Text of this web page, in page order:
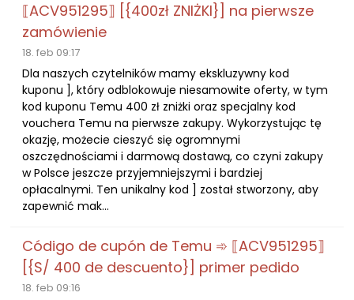
⟦ACV951295⟧ [{400zł ZNIŻKI}] na pierwsze
zamówienie
18. feb 09:17
Dla naszych czytelników mamy ekskluzywny kod
kuponu ], który odblokowuje niesamowite oferty, w tym
kod kuponu Temu 400 zł zniżki oraz specjalny kod
vouchera Temu na pierwsze zakupy. Wykorzystując tę
okazję, możecie cieszyć się ogromnymi
oszczędnościami i darmową dostawą, co czyni zakupy
w Polsce jeszcze przyjemniejszymi i bardziej
opłacalnymi. Ten unikalny kod ] został stworzony, aby
zapewnić mak...
Código de cupón de Temu ➾ ⟦ACV951295⟧
[{S/ 400 de descuento}] primer pedido
18. feb 09:16